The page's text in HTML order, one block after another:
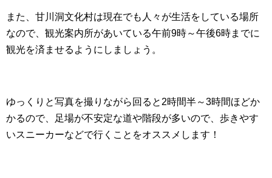
また、甘川洞文化村は現在でも人々が生活をしている場所
なので、観光案内所があいている午前9時～午後6時までに
観光を済ませるようにしましょう。
ゆっくりと写真を撮りながら回ると2時間半～3時間ほどか
かるので、足場が不安定な道や階段が多いので、歩きやす
いスニーカーなどで行くことをオススメします！